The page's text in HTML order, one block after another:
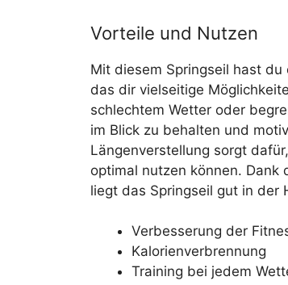
Vorteile und Nutzen
Mit diesem Springseil hast du
das dir vielseitige
schlechtem Wetter oder
im Blick zu behalten und
Längenverstellung sorgt
optimal nutzen können.
liegt das Springseil gut in der
Verbesserung der
Kalorienverbrennung
Training bei jedem